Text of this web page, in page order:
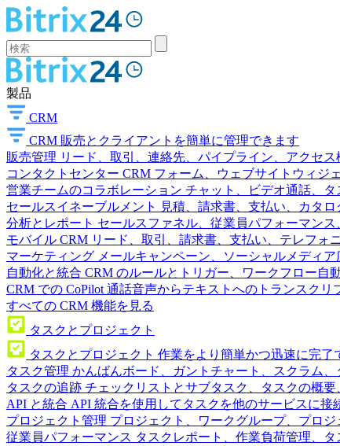
製品
CRM
CRM 販売とクライアントを簡単に管理できます
販売管理 リード、取引、連絡先、パイプライン、アクセ
コンタクトセンター CRM フォーム、ウェブサイトウィジ
営業チームのコラボレーション チャット、ビデオ通話、
セールスイネーブルメント
見積、請求書、支払い、カタ
分析とレポート セールスファネル、従業員パフォーマン
モバイル CRM リード、取引、請求書、支払い、テレフォ
マーケティング メールキャンペーン、ソーシャルメディ
自動化と統合 CRM のルールとトリガー、ワークフロー自
CRM での CoPilot 通話音声からテキストへのトランスク
すべての CRM 機能を見る
タスクとプロジェクト
タスクとプロジェクト 作業をより簡単かつ迅速に完了
タスク管理 かんばんボード、ガントチャート、スクラム
タスクの追跡 チェックリストとサブタスク、タスクの概
API と統合 API 統合を使用してタスクを他のサービスに接
プロジェクト管理 プロジェクト、ワークグループ、プロ
従業員パフォーマンス タスクレポート、作業負荷管理、